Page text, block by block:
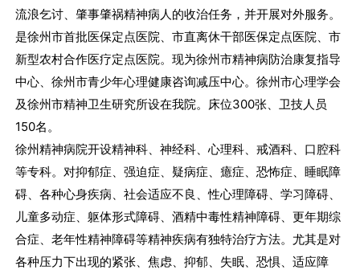
流浪乞讨、肇事肇祸精神病人的收治任务，并开展对外服务。
是徐州市首批医保定点医院、市直离休干部医保定点医院、市
新型农村合作医疗定点医院。现为徐州市精神病防治康复指导
中心、徐州市青少年心理健康咨询减压中心。徐州市心理学会
及徐州市精神卫生研究所设在我院。床位300张、卫技人员
150名。
徐州精神病院开设精神科、神经科、心理科、戒酒科、口腔科
等专科。对抑郁症、强迫症、疑病症、癔症、恐怖症、睡眠障
碍、各种心身疾病、社会适应不良、性心理障碍、学习障碍、
儿童多动症、躯体形式障碍、酒精中毒性精神障碍、更年期综
合症、老年性精神障碍等精神疾病有独特治疗方法。尤其是对
各种压力下出现的紧张、焦虑、抑郁、失眠、恐惧、适应障